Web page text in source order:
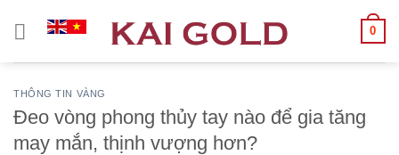
0
THÔNG TIN VÀNG
Đeo vòng phong thủy tay nào để gia tăng
may mắn, thịnh vượng hơn?